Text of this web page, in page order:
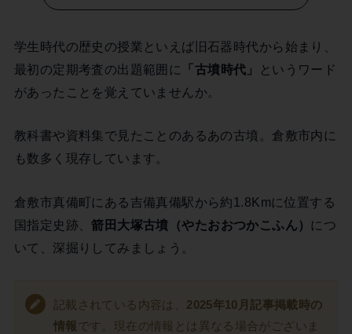
学生時代の歴史の授業といえば旧石器時代から始まり、
最初の定期考査の出題範囲に
「古墳時代」
というワード
があったことを覚えていませんか。
教科書や資料集で見たことのあるあの古墳。倉敷市内に
も数多く現存しています。
倉敷市真備町にある吉備真備駅から約1.8Kmに位置する
国指定史跡、箭田大塚古墳（やたおおつかこふん） につ
いて、深掘りしてみましょう。
記載されている内容は、 2025年10月記事掲載時の
情報です。現在の情報とは異なる場合がございま